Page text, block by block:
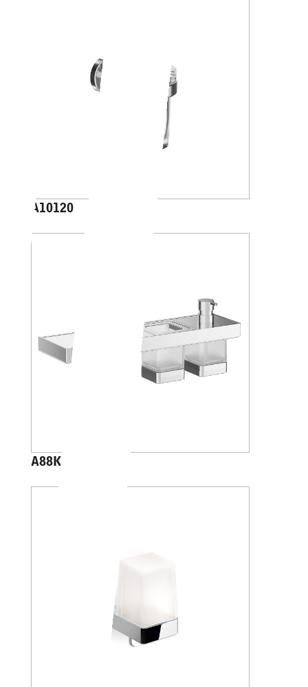
A10120
A88K40